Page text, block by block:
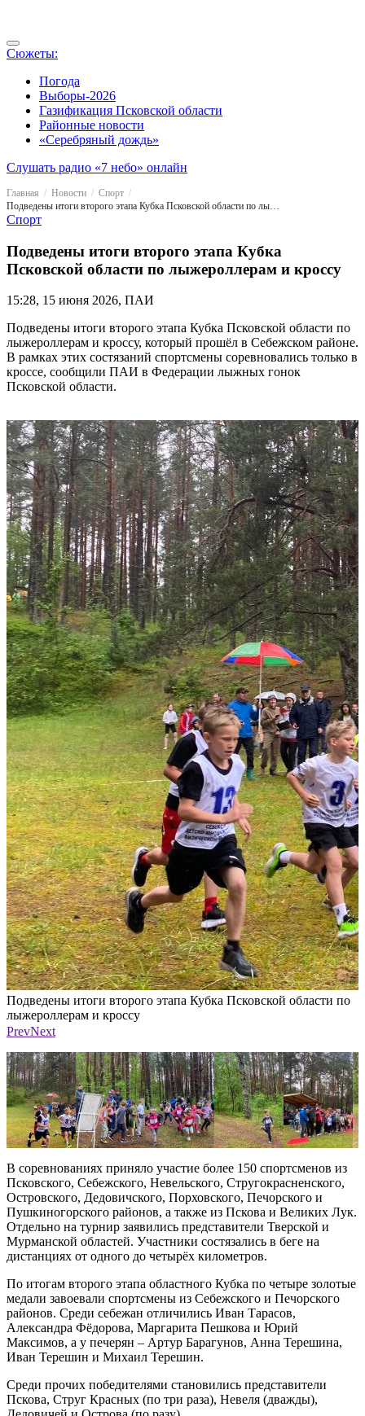
Сюжеты:
Погода
Выборы-2026
Газификация Псковской области
Районные новости
«Серебряный дождь»
Слушать радио «7 небо» онлайн
Главная Новости
Спорт
Подведены итоги второго этапа Кубка Псковской области по лыжероллерам и кроссу
Спорт
Подведены итоги второго этапа Кубка
Псковской области по лыжероллерам и кроссу
15:28, 15 июня 2026, ПАИ
Подведены итоги второго этапа Кубка Псковской области по
лыжероллерам и кроссу, который прошёл в Себежском районе.
В рамках этих состязаний спортсмены соревновались только в
кроссе, сообщили ПАИ в Федерации лыжных гонок
Псковской области.
Подведены итоги второго этапа Кубка Псковской области по
лыжероллерам и кроссу
Фото: газета «Призыв»
PrevNext
В соревнованиях приняло участие более 150 спортсменов из
Псковского, Себежского, Невельского, Стругокрасненского,
Островского, Дедовичского, Порховского, Печорского и
Пушкиногорского районов, а также из Пскова и Великих Лук.
Отдельно на турнир заявились представители Тверской и
Мурманской областей. Участники состязались в беге на
дистанциях от одного до четырёх километров.
По итогам второго этапа областного Кубка по четыре золотые
медали завоевали спортсмены из Себежского и Печорского
районов. Среди себежан отличились Иван Тарасов,
Александра Фёдорова, Маргарита Пешкова и Юрий
Максимов, а у печерян – Артур Барагунов, Анна Терешина,
Иван Терешин и Михаил Терешин.
Среди прочих победителями становились представители
Пскова, Струг Красных (по три раза), Невеля (дважды),